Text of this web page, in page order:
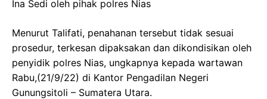
Ina Sedi oleh pihak polres Nias
Menurut Talifati, penahanan tersebut tidak sesuai
prosedur, terkesan dipaksakan dan dikondisikan oleh
penyidik polres Nias, ungkapnya kepada wartawan
Rabu,(21/9/22) di Kantor Pengadilan Negeri
Gunungsitoli – Sumatera Utara.